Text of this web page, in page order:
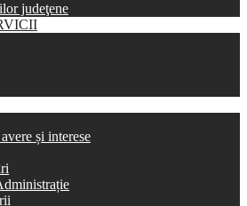
judeţene
și interese